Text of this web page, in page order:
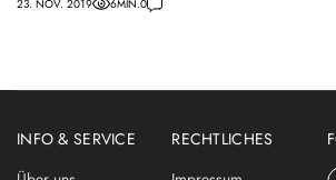
23. NOV. 2019 6MIN.0
INFO & SERVICE
RECHTLICHES